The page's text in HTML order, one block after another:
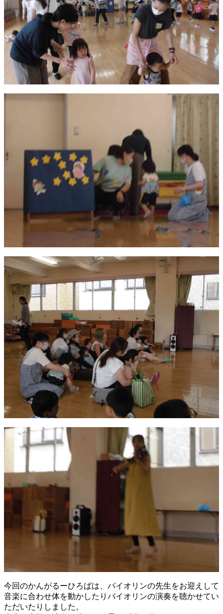
今回のかんがるーひろばは、バイオリンの先生をお迎えして
音楽に合わせ体を動かしたりバイオリンの演奏を聴かせてい
ただいたりしました。